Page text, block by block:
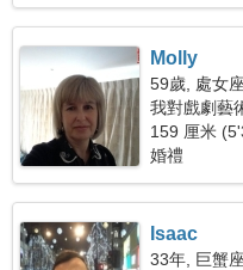
Molly
59歲, 處女座
我對戲劇藝
159 厘米
婚禮
Isaac
33年, 巨蟹座